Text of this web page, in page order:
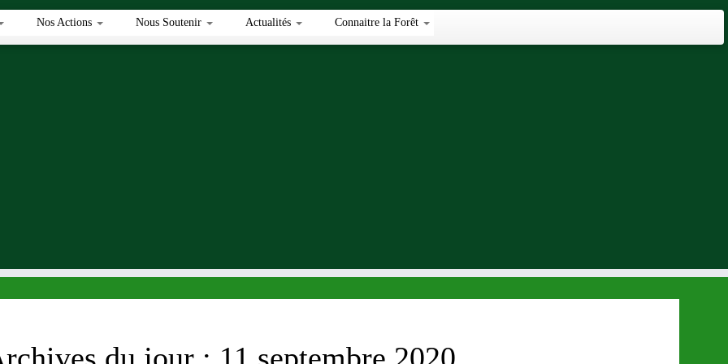
Nos Actions Nous Soutenir Actualités Connaitre la Forêt